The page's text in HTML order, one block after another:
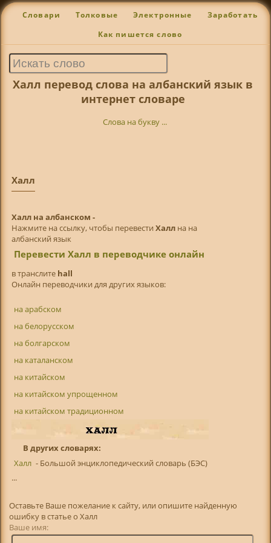
Словари Толковые Электронные Заработать
Как пишется слово
Халл перевод слова на албанский язык в
интернет словаре
Слова на букву ...
Халл
Халл на албанском -
Нажмите на ссылку, чтобы перевести Халлна на
албанский язык
Перевести Халл в переводчике онлайн
в транслитe hall
Онлайн переводчики для других языков:
на арабском
на белорусском
на болгарском
на каталанском
на китайском
на китайском упрощенном
на китайском традиционном
В других словарях:
Халл - Большой энциклопедический словарь (БЭС)
...
Оставьте Ваше пожелание к сайту, или опишите найденную
ошибку в статье о Халл
Ваше имя: